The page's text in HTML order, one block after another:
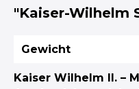
"Kaiser-Wilhelm
Gewicht
Kaiser Wilhelm II. –